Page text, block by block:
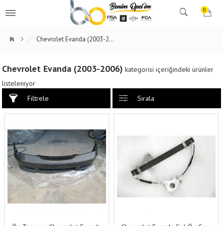
0
Chevrolet Evanda (2003-2006)
Chevrolet Evanda (2003-2006) kategorisi içeriğindeki ürünler
listeleniyor
Filtrele
Sırala